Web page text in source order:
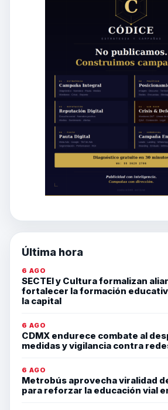
Última hora
6 AGO
SECTEI y Cultura formalizan
fortalecer la formación
la capital
6 AGO
CDMX endurece combate al
medidas y vigilancia contra
6 AGO
Metrobús aprovecha viralidad
para reforzar la educación vial